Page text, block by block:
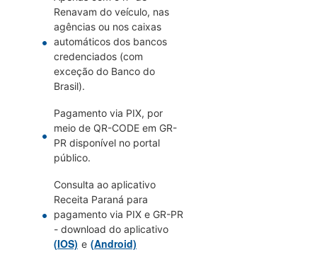
Renavam do veículo, nas
agências ou nos caixas
automáticos dos bancos
credenciados (com
exceção do Banco do
Brasil).
Pagamento via PIX, por
meio de QR-CODE em GR-
PR disponível no portal
público.
Consulta ao aplicativo
Receita Paraná para
pagamento via PIX e GR-PR
- download do aplicativo
(IOS) e (Android)